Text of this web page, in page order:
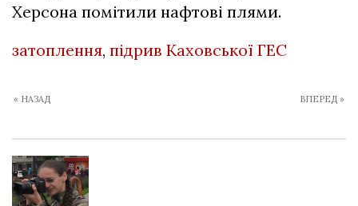
Херсона помітили нафтові плями.
затоплення, підрив Каховської ГЕС
« НАЗАД ВПЕРЕД »